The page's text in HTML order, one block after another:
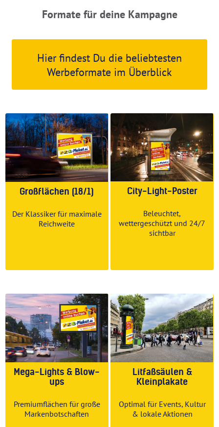
Formate für deine Kampagne
Hier findest Du die beliebtesten
Werbeformate im Überblick
Großflächen (18/1)
Der Klassiker für maximale
Reichweite
City-Light-Poster
Beleuchtet,
wettergeschützt und 24/7
sichtbar
Mega-Lights & Blow-
ups
Premiumflächen für große
Markenbotschaften
Litfaßsäulen &
Kleinplakate
Optimal für Events, Kultur
& lokale Aktionen